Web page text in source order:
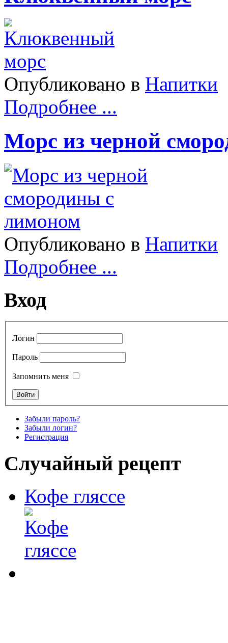
Опубликовано в Напитки
Подробнее ...
Морс из черной
Опубликовано в Напитки
Подробнее ...
Вход
Логин
Пароль
Запомнить меня
Забыли пароль?
Забыли логин?
Регистрация
Случайный рецепт
Кофе гляссе